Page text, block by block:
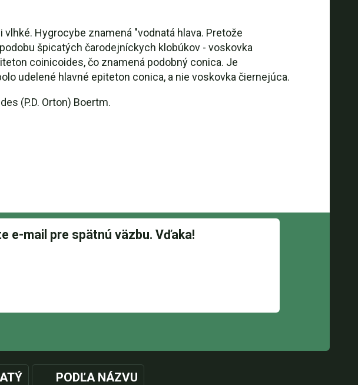
Hygrocybe znamená "vodnatá hlava. Pretože
špicatých čarodejníckych klobúkov - voskovka
coinicoides, čo znamená podobný conica. Je
udelené hlavné epiteton conica, a nie voskovka čiernejúca.
(P.D. Orton) Boertm.
PODĽA NÁZVU